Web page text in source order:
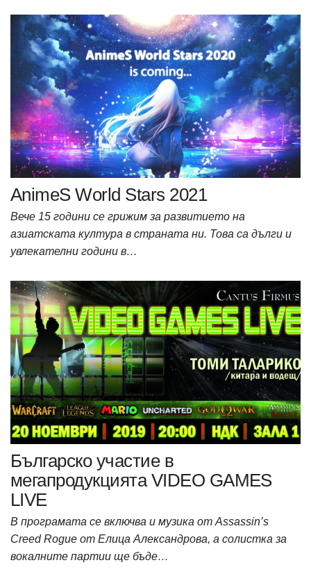
AnimeS World Stars 2021
Вече 15 години се грижим за развитието на
азиатската култура в страната ни. Това са дълги и
увлекателни години в…
Българско участие в
мегапродукцията VIDEO GAMES
LIVE
В програмата се включва и музика от Assassin’s
Creed Rogue от Елица Александрова, а солистка за
вокалните партии ще бъде…